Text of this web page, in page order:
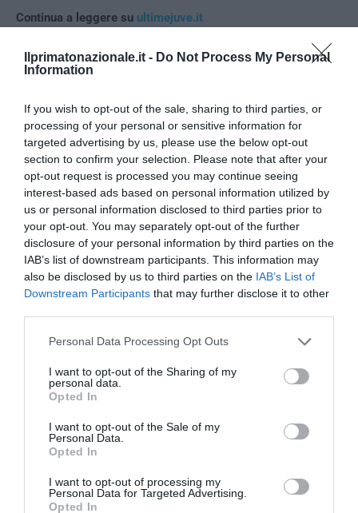
Ilprimatonazionale.it - Do Not Process My Personal
Information
If you wish to opt-out of the sale, sharing to third parties, or
processing of your personal or sensitive information for
targeted advertising by us, please use the below opt-out
section to confirm your selection. Please note that after your
opt-out request is processed you may continue seeing
interest-based ads based on personal information utilized by
us or personal information disclosed to third parties prior to
your opt-out. You may separately opt-out of the further
disclosure of your personal information by third parties on the
IAB’s list of downstream participants. This information may
also be disclosed by us to third parties on the IAB’s List of
Downstream Participants that may further disclose it to other
Please note that this website/app uses one or more Google
not limited to your visit or usage behaviour. You may click to
grant or deny consent to Google and its third-party tags to
use your data for below specified purposes in below Google
consent section.
Personal Data Processing Opt Outs
I want to opt-out of the Sharing of my
personal data.
Opted In
I want to opt-out of the Sale of my
Personal Data.
Opted In
I want to opt-out of processing my
Personal Data for Targeted Advertising.
Opted In
Continua a leggere su ultimejuve.it
CONVIDIDI
ADMIN
previous post
Juventus: la squadra non può rallentare
next post
Juventus: il caso Douglas Luiz
YOU MAY ALSO LIKE